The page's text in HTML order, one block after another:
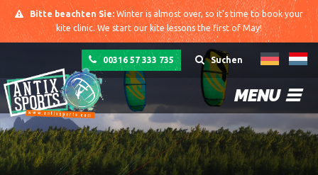
Bitte beachten Sie: Winter is almost over, so it's time to book your
kite clinic. We start our kite lessons the first of May!
Suchen
00316 57 333 735
MENU